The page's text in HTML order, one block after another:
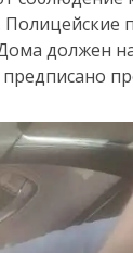
должен